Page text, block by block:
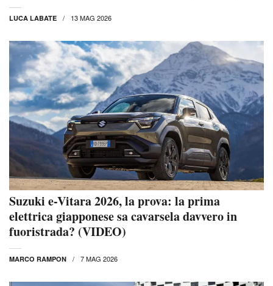
LUCA LABATE 13 MAG 2026
Suzuki e-Vitara 2026, la prova: la prima
elettrica giapponese sa cavarsela davvero in
fuoristrada? (VIDEO)
MARCO RAMPON 7 MAG 2026